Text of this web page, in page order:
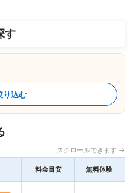
す
り込む
スクロールできます →
料金目安 無料体験